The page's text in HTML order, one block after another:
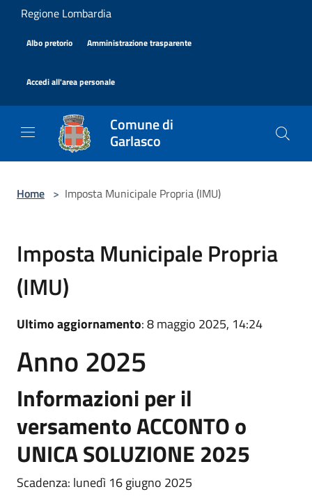
Salta al contenuto principale
Regione Lombardia
Albo pretorio Amministrazione trasparente
Accedi all'area personale
Comune di
Garlasco
Home > Imposta Municipale Propria (IMU)
Imposta Municipale Propria
(IMU)
Ultimo aggiornamento: 8 maggio 2025, 14:24
Anno 2025
Informazioni per il
versamento ACCONTO o
UNICA SOLUZIONE 2025
Scadenza: lunedì 16 giugno 2025